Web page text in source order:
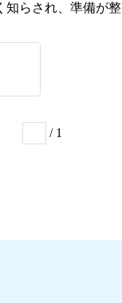
らされ、準備が整
/ 1